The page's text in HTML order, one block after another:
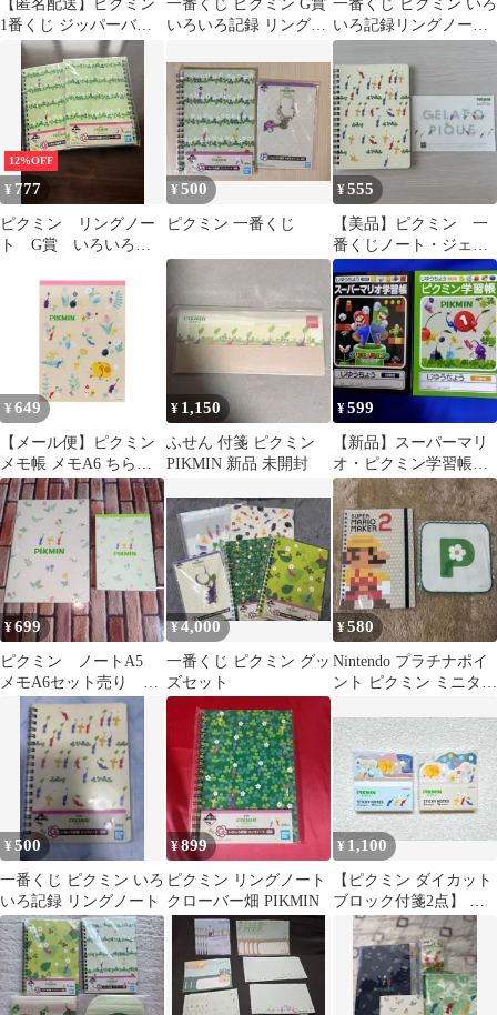
【匿名配送】ピクミン
1番くじ ジッパーバッ
グ ノート セット
一番くじ ピクミン G賞
いろいろ記録 リングノ
一番くじ ピクミン いろ
いろ記録リングノート
3冊セット
12%OFF
¥ 777
ピクミン リングノー
ト G賞 いろいろ記
¥500
ピクミン 一番くじ
¥555
【美品】ピクミン 一
番くじノート・ジェラ
ピケステッカーセット
¥ 649
【メール便】ピクミン
メモ帳 メモA6 ちらば
り サンスター文具 新学
期準備文具 ゲームキャ
ラクター グッズ
¥ 1,150
ふせん 付箋 ピクミン
PIKMIN 新品 未開封
¥599
【新品】スーパーマリ
オ・ピクミン学習帳セ
ット 匿名発送
¥699
ピクミン ノートA5
メモA6セット売り サ
ンスター文具 バンダ
イナムコ
¥4,000
一番くじ ピクミン グッ
ズセット
¥580
Nintendo プラチナポイ
ント ピクミン ミニタオ
ト
¥500
一番くじ ピクミン いろ
いろ記録 リングノート
¥899
ピクミン リングノート
クローバー畑 PIKMIN
¥ 1,100
【ピクミン ダイカット
ブロック付箋2点】 オ
ッチン ゲームキャラク
ター 紙モノ